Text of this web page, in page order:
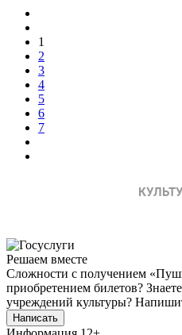
1
2
3
4
5
6
7
Решаем вместе
Сложности с получением
приобретением билетов?
учреждений культуры?
Написать